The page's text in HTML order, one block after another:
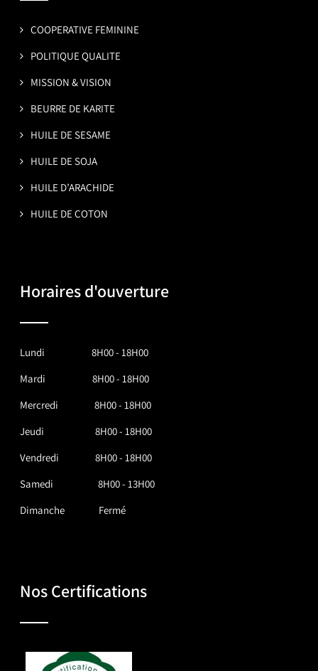
COOPERATIVE FEMININE
POLITIQUE QUALITE
MISSION & VISION
BEURRE DE KARITE
HUILE DE SESAME
HUILE DE SOJA
HUILE D’ARACHIDE
HUILE DE COTON
Horaires d'ouverture
Lundi 8H00 - 18H00
Mardi 8H00 - 18H00
Mercredi 8H00 - 18H00
Jeudi 8H00 - 18H00
Vendredi 8H00 - 18H00
Samedi 8H00 - 13H00
Dimanche Fermé
Nos Certifications